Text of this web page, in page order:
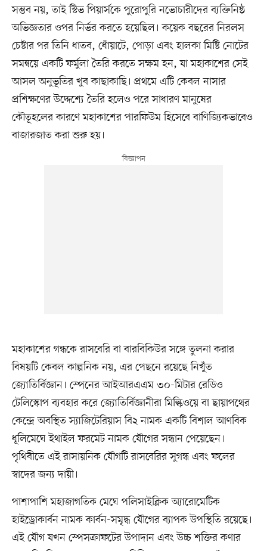
সম্ভব নয়, তাই স্টিভ পিয়ার্সকে পুরোপুরি নভোচারীদের ব্যক্তিনিষ্ঠ
অভিজ্ঞতার ওপর নির্ভর করতে হয়েছিল। কয়েক বছরের নিরলস
চেষ্টার পর তিনি ধাতব, ধোঁয়াটে, পোড়া এবং হালকা মিষ্টি নোটের
সমন্বয়ে একটি ফর্মুলা তৈরি করতে সক্ষম হন, যা মহাকাশের সেই
আসল অনুভূতির খুব কাছাকাছি। প্রথমে এটি কেবল নাসার
প্রশিক্ষণের উদ্দেশ্যে তৈরি হলেও পরে সাধারণ মানুষের
কৌতূহলের কারণে মহাকাশের পারফিউম হিসেবে বাণিজ্যিকভাবেও
বাজারজাত করা শুরু হয়।
মহাকাশের গন্ধকে রাসবেরি বা বারবিকিউর সঙ্গে তুলনা করার
বিষয়টি কেবল কাল্পনিক নয়, এর পেছনে রয়েছে নিখুঁত
জ্যোতির্বিজ্ঞান। স্পেনের আইআরএএম ৩০-মিটার রেডিও
টেলিস্কোপ ব্যবহার করে জ্যোতির্বিজ্ঞানীরা মিল্কিওয়ে বা ছায়াপথের
কেন্দ্রে অবস্থিত স্যাজিটেরিয়াস বি২ নামক একটি বিশাল আণবিক
ধূলিমেঘে ইথাইল ফরমেট নামক যৌগের সন্ধান পেয়েছেন।
পৃথিবীতে এই রাসায়নিক যৌগটি রাসবেরির সুগন্ধ এবং ফলের
স্বাদের জন্য দায়ী।
পাশাপাশি মহাজাগতিক মেঘে পলিসাইক্লিক অ্যারোমেটিক
হাইড্রোকার্বন নামক কার্বন-সমৃদ্ধ যৌগের ব্যাপক উপস্থিতি রয়েছে।
এই যৌগ যখন স্পেসক্রাফটের উপাদান এবং উচ্চ শক্তির কণার